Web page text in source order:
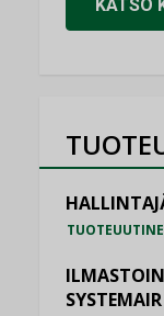
KATSO
SYSTEMAIR